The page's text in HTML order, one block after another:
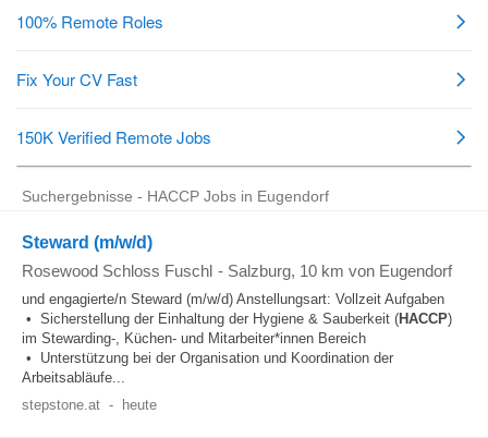
Suchergebnisse - HACCP Jobs in Eugendorf
Steward (m/w/d)
Rosewood Schloss Fuschl - Salzburg, 10 km von Eugendorf
und engagierte/n Steward (m/w/d) Anstellungsart: Vollzeit Aufgaben
• Sicherstellung der Einhaltung der Hygiene & Sauberkeit (HACCP)
im Stewarding-, Küchen- und Mitarbeiter*innen Bereich
• Unterstützung bei der Organisation und Koordination der
Arbeitsabläufe...
stepstone.at - heute